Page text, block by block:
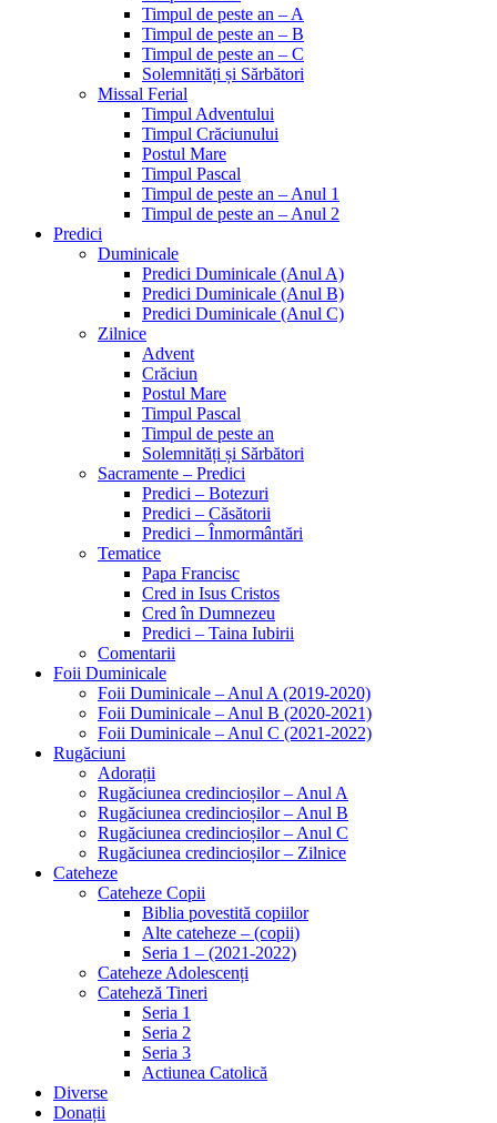
Timpul de peste an – A
Timpul de peste an – B
Timpul de peste an – C
Solemnități și Sărbători
Missal Ferial
Timpul Adventului
Timpul Crăciunului
Postul Mare
Timpul Pascal
Timpul de peste an – Anul 1
Timpul de peste an – Anul 2
Predici
Duminicale
Predici Duminicale (Anul A)
Predici Duminicale (Anul B)
Predici Duminicale (Anul C)
Zilnice
Advent
Crăciun
Postul Mare
Timpul Pascal
Timpul de peste an
Solemnități și Sărbători
Sacramente – Predici
Predici – Botezuri
Predici – Căsătorii
Predici – Înmormântări
Tematice
Papa Francisc
Cred in Isus Cristos
Cred în Dumnezeu
Predici – Taina Iubirii
Comentarii
Foii Duminicale
Foii Duminicale – Anul A (2019-2020)
Foii Duminicale – Anul B (2020-2021)
Foii Duminicale – Anul C (2021-2022)
Rugăciuni
Adorații
Rugăciunea credincioșilor – Anul A
Rugăciunea credincioșilor – Anul B
Rugăciunea credincioșilor – Anul C
Rugăciunea credincioșilor – Zilnice
Cateheze
Cateheze Copii
Biblia povestită copiilor
Alte cateheze – (copii)
Seria 1 – (2021-2022)
Cateheze Adolescenți
Cateheză Tineri
Seria 1
Seria 2
Seria 3
Actiunea Catolică
Diverse
Donații